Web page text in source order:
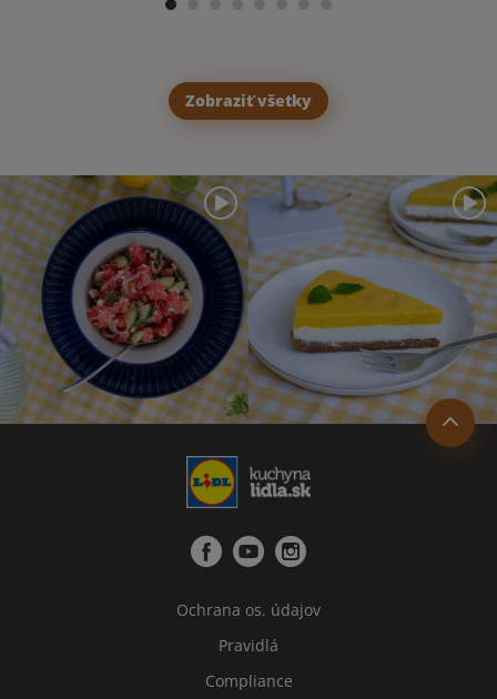
Zobraziť všetky
Ochrana os. údajov
Pravidlá
Compliance